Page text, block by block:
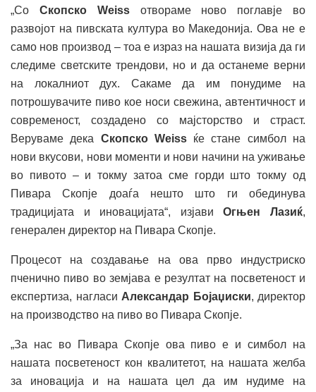
„Со Скопско Weissотвораме ново поглавје во
развојот на пивската култура во Македонија. Ова не е
само нов производ – тоа е израз на нашата визија да ги
следиме светските трендови, но и да останеме верни
на локалниот дух. Сакаме да им понудиме на
потрошувачите пиво кое носи свежина, автентичност и
современост, создадено со мајсторство и страст.
Веруваме дека Скопско Weissќе стане симбол на
нови вкусови, нови моменти и нови начини на уживање
во пивото – и токму затоа сме горди што токму од
Пивара Скопје доаѓа нешто што ги обединува
традицијата и иновацијата“, изјавиОгњен Лазиќ,
генерален директор на Пивара Скопје.
Процесот на создавање на ова прво индустриско
пченично пиво во земјава е резултат на посветеност и
експертиза, нагласи Александар Бојаџиски, директор
на производство на пиво во Пивара Скопје.
„За нас во Пивара Скопје ова пиво е и симбол на
нашата посветеност кон квалитетот, на нашата желба
за иновација и на нашата цел да им нудиме на